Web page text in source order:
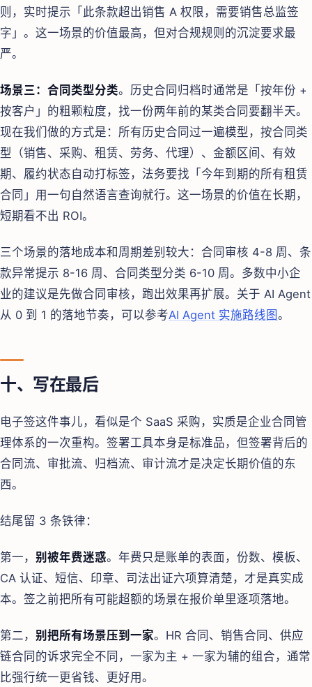
则，实时提示「此条款超出销售 A 权限，需要销售总监签
字」。这一场景的价值最高，但对合规规则的沉淀要求最
严。
场景三：合同类型分类。历史合同归档时通常是「按年份 +
按客户」的粗颗粒度，找一份两年前的某类合同要翻半天。
现在我们做的方式是：所有历史合同过一遍模型，按合同类
型（销售、采购、租赁、劳务、代理）、金额区间、有效
期、履约状态自动打标签，法务要找「今年到期的所有租赁
合同」用一句自然语言查询就行。这一场景的价值在长期，
短期看不出 ROI。
三个场景的落地成本和周期差别较大：合同审核 4-8 周、条
款异常提示 8-16 周、合同类型分类 6-10 周。多数中小企
业的建议是先做合同审核，跑出效果再扩展。关于 AI Agent
从 0 到 1 的落地节奏，可以参考AI Agent 实施路线图。
十、写在最后
电子签这件事儿，看似是个 SaaS 采购，实质是企业合同管
理体系的一次重构。签署工具本身是标准品，但签署背后的
合同流、审批流、归档流、审计流才是决定长期价值的东
西。
结尾留 3 条铁律：
第一， 别被年费迷惑。年费只是账单的表面，份数、模板、
CA 认证、短信、印章、司法出证六项算清楚，才是真实成
本。签之前把所有可能超额的场景在报价单里逐项落地。
第二， 别把所有场景压到一家。HR 合同、销售合同、供应
链合同的诉求完全不同，一家为主 + 一家为辅的组合，通常
比强行统一更省钱、更好用。